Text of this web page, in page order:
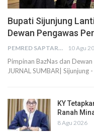
Bupati Sijunjung
Dewan Pengawas
PEMRED SAPTARIUS 10 Agu
Pimpinan BazNas dan
JURNAL SUMBAR| Sijunjung
KY
Ranah
8 Agu 2026